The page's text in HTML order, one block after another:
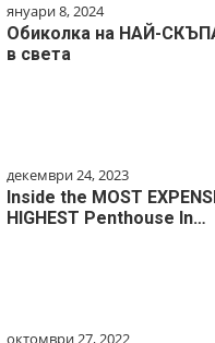
януари 8, 2024
Обиколка на НАЙ-
в света
декември 24, 2023
Inside the MOST
HIGHEST Penthouse In…